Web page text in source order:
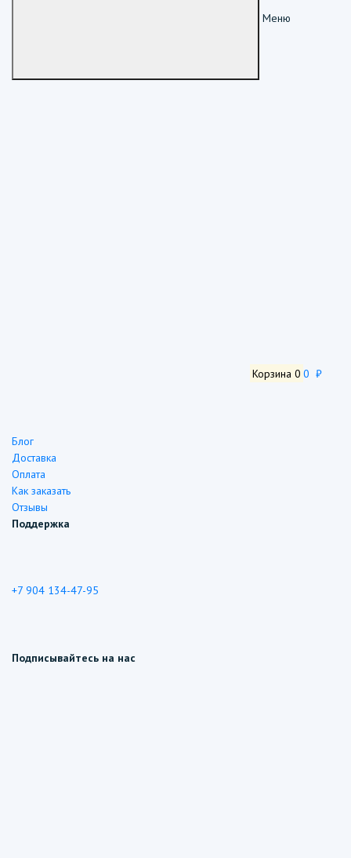
Меню
Корзина 0 0 ₽
Блог
Доставка
Оплата
Как заказать
Отзывы
Поддержка
+7 904 134-47-95
Подписывайтесь на нас